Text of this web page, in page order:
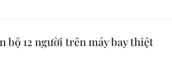
bộ 12 người trên máy bay thiệt